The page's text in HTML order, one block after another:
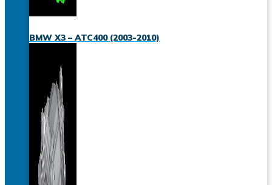
BMW X3 – ATC400 (2003-2010)